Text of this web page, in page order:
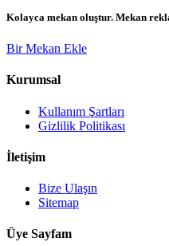
Kolayca mekan oluştur. Mekan
Bir Mekan Ekle
Kurumsal
Kullanım Şartları
Gizlilik Politikası
İletişim
Bize Ulaşın
Sitemap
Üye Sayfam